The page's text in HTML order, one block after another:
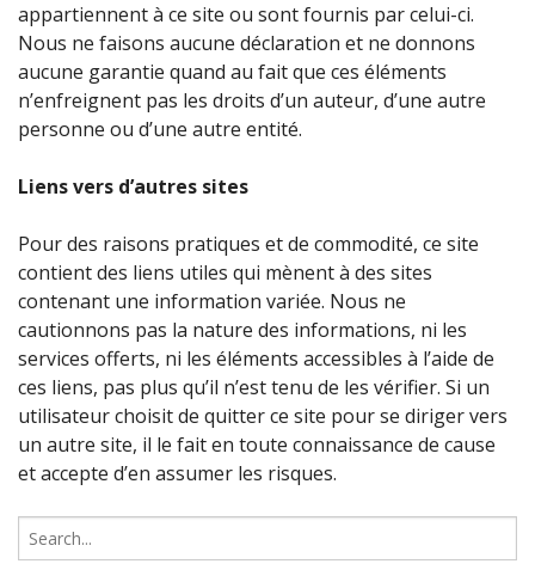
appartiennent à ce site ou sont fournis par celui-ci.
Nous ne faisons aucune déclaration et ne donnons
aucune garantie quand au fait que ces éléments
n’enfreignent pas les droits d’un auteur, d’une autre
personne ou d’une autre entité.
Liens vers d’autres sites
Pour des raisons pratiques et de commodité, ce site
contient des liens utiles qui mènent à des sites
contenant une information variée. Nous ne
cautionnons pas la nature des informations, ni les
services offerts, ni les éléments accessibles à l’aide de
ces liens, pas plus qu’il n’est tenu de les vérifier. Si un
utilisateur choisit de quitter ce site pour se diriger vers
un autre site, il le fait en toute connaissance de cause
et accepte d’en assumer les risques.
e